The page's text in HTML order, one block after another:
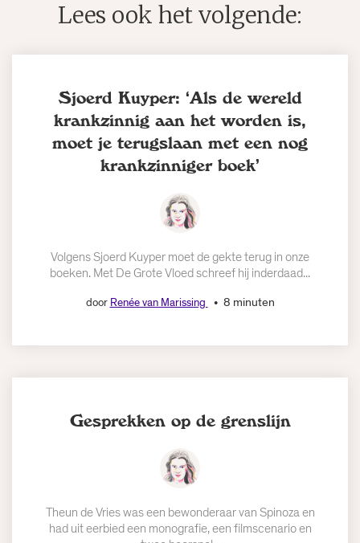
Lees ook het volgende:
Sjoerd Kuyper: ‘Als de wereld
krankzinnig aan het worden is,
moet je terugslaan met een nog
krankzinniger boek’
Volgens Sjoerd Kuyper moet de gekte terug in onze
boeken. Met De Grote Vloed schreef hij inderdaad...
door Renée van Marissing 8 minuten
Gesprekken op de grenslijn
Theun de Vries was een bewonderaar van Spinoza en
had uit eerbied een monografie, een filmscenario en